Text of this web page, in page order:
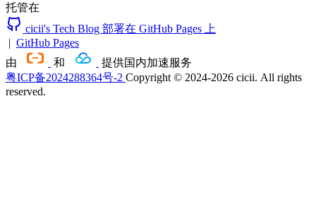
托管在
cicii's Tech Blog 部署在 GitHub Pages 上
| GitHub Pages
由
和
提供国内加速服务
粤ICP备2024288364号-2 Copyright © 2024-2026 cicii. All rights
reserved.